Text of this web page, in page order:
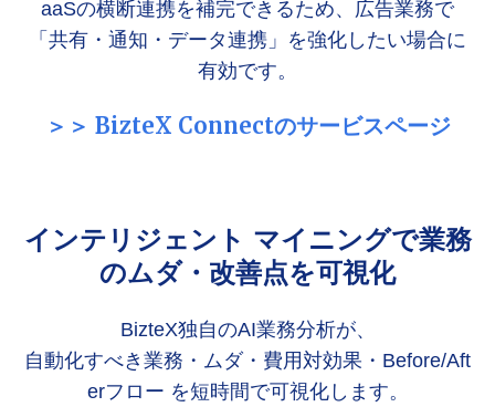
aaSの横断連携を補完できるため、広告業務で
「共有・通知・データ連携」を強化したい場合に
有効です。
＞＞ BizteX Connectのサービスページ
インテリジェント マイニングで業務
のムダ・改善点を可視化
BizteX独自のAI業務分析が、
自動化すべき業務・ムダ・費用対効果・Before/Aft
erフロー を短時間で可視化します。